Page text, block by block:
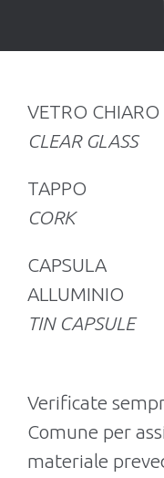
VETRO CHIARO
CLEAR GLASS
TAPPO
CORK
CAPSULA
ALLUMINIO
TIN CAPSULE
Verificate
Comune per
materiale